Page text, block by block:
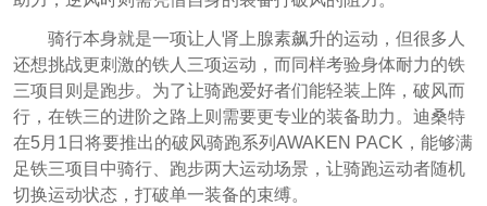
骑行本身就是一项让人肾上腺素飙升的运动，但很多人
还想挑战更刺激的铁人三项运动，而同样考验身体耐力的铁
三项目则是跑步。为了让骑跑爱好者们能轻装上阵，破风而
行，在铁三的进阶之路上则需要更专业的装备助力。迪桑特
在5月1日将要推出的破风骑跑系列AWAKEN PACK，能够满
足铁三项目中骑行、跑步两大运动场景，让骑跑运动者随机
切换运动状态，打破单一装备的束缚。